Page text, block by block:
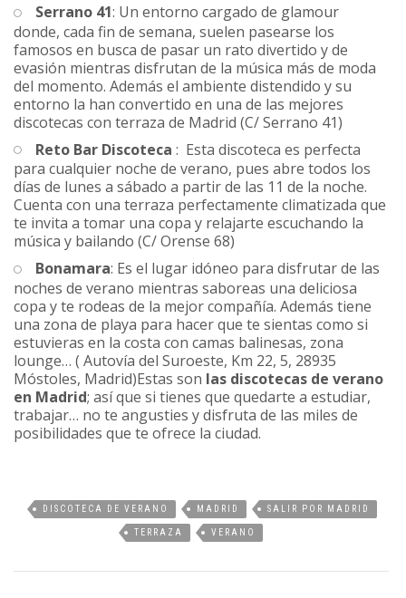
Serrano 41: Un entorno cargado de glamour
donde, cada fin de semana, suelen pasearse los
famosos en busca de pasar un rato divertido y de
evasión mientras disfrutan de la música más de moda
del momento. Además el ambiente distendido y su
entorno la han convertido en una de las mejores
discotecas con terraza de Madrid (C/ Serrano 41)
Reto Bar Discoteca : Esta discoteca es perfecta
para cualquier noche de verano, pues abre todos los
días de lunes a sábado a partir de las 11 de la noche.
Cuenta con una terraza perfectamente climatizada que
te invita a tomar una copa y relajarte escuchando la
música y bailando (C/ Orense 68)
Bonamara: Es el lugar idóneo para disfrutar de las
noches de verano mientras saboreas una deliciosa
copa y te rodeas de la mejor compañía. Además tiene
una zona de playa para hacer que te sientas como si
estuvieras en la costa con camas balinesas, zona
lounge… ( Autovía del Suroeste, Km 22, 5, 28935
Móstoles, Madrid)Estas son las discotecas de verano
en Madrid; así que si tienes que quedarte a estudiar,
trabajar… no te angusties y disfruta de las miles de
posibilidades que te ofrece la ciudad.
DISCOTECA DE VERANO MADRID SALIR POR MADRID
TERRAZA VERANO